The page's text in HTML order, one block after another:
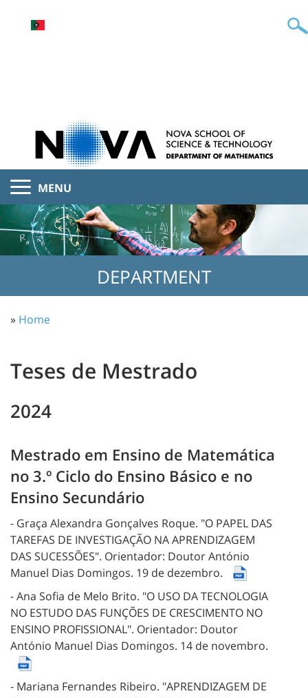
MENU
DEPARTMENT
» Home
Teses de Mestrado
2024
Mestrado em Ensino de Matemática
no 3.º Ciclo do Ensino Básico e no
Ensino Secundário
- Graça Alexandra Gonçalves Roque. "O PAPEL DAS
TAREFAS DE INVESTIGAÇÃO NA APRENDIZAGEM
DAS SUCESSÕES". Orientador: Doutor António
Manuel Dias Domingos. 19 de dezembro.
- Ana Sofia de Melo Brito. "O USO DA TECNOLOGIA
NO ESTUDO DAS FUNÇÕES DE CRESCIMENTO NO
ENSINO PROFISSIONAL". Orientador: Doutor
António Manuel Dias Domingos. 14 de novembro.
- Mariana Fernandes Ribeiro. "APRENDIZAGEM DE